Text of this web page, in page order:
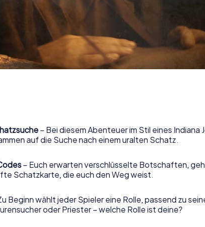
– Bei diesem Abenteuer im Stil eines Indiana
auf die Suche nach einem uralten Schatz.
– Euch erwarten verschlüsselte Botschaften,
Schatzkarte, die euch den Weg weist.
Beginn wählt jeder Spieler eine Rolle, passend zu
oder Priester – welche Rolle ist deine?